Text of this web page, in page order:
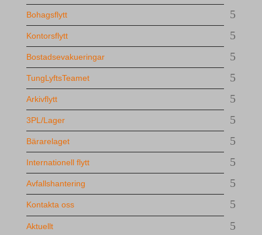
Bohagsflytt
Kontorsflytt
Bostadsevakueringar
TungLyftsTeamet
Arkivflytt
3PL/Lager
Bärarelaget
Internationell flytt
Avfallshantering
Kontakta oss
Aktuellt